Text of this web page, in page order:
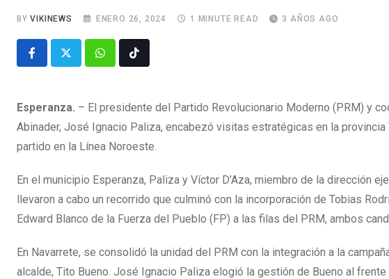
BYVIKINEWS ENERO 26, 2024 1 MINUTE READ 3 AÑOS AGO
Esperanza. – El presidente del Partido Revolucionario Moderno (PRM) y
Abinader, José Ignacio Paliza, encabezó visitas estratégicas en la
partido en la Línea Noroeste.
En el municipio Esperanza, Paliza y Víctor D’Aza, miembro de la dirección
llevaron a cabo un recorrido que culminó con la incorporación de Tobias
Edward Blanco de la Fuerza del Pueblo (FP) a las filas del PRM, ambos
En Navarrete, se consolidó la unidad del PRM con la integración a la
alcalde, Tito Bueno. José Ignacio Paliza elogió la gestión de Bueno al